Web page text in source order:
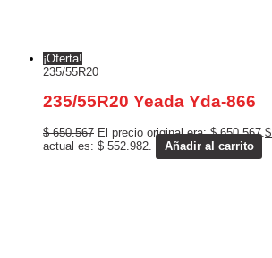
¡Oferta!
235/55R20
235/55R20 Yeada Yda-866
$650.567 El precio original era: $ 650.567.$
actual es: $ 552.982.
Añadir al carrito